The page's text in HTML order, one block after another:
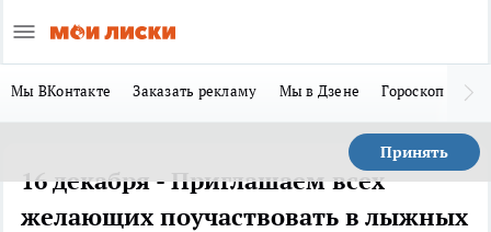
Мы ВКонтакте Заказать рекламу Мы в Дзене Гороскоп
Принять
16 декабря - Приглашаем всех
желающих поучаствовать в лыжных